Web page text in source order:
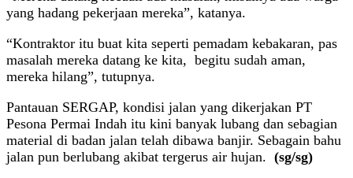
yang hadang pekerjaan mereka”, katanya.
“Kontraktor itu buat kita seperti pemadam kebakaran, pas
masalah mereka datang ke kita, begitu sudah aman,
mereka hilang”, tutupnya.
Pantauan SERGAP, kondisi jalan yang dikerjakan PT
Pesona Permai Indah itu kini banyak lubang dan sebagian
material di badan jalan telah dibawa banjir. Sebagain bahu
jalan pun berlubang akibat tergerus air hujan. (sg/sg)